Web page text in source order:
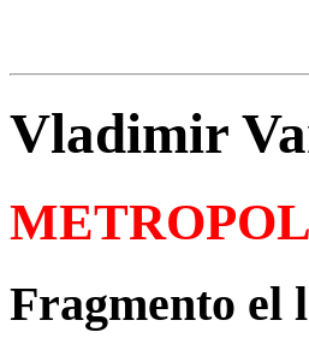
Vladimir
Fragmento el